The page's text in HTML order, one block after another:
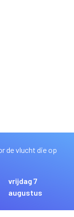
de vlucht die op
vrijdag 7
augustus